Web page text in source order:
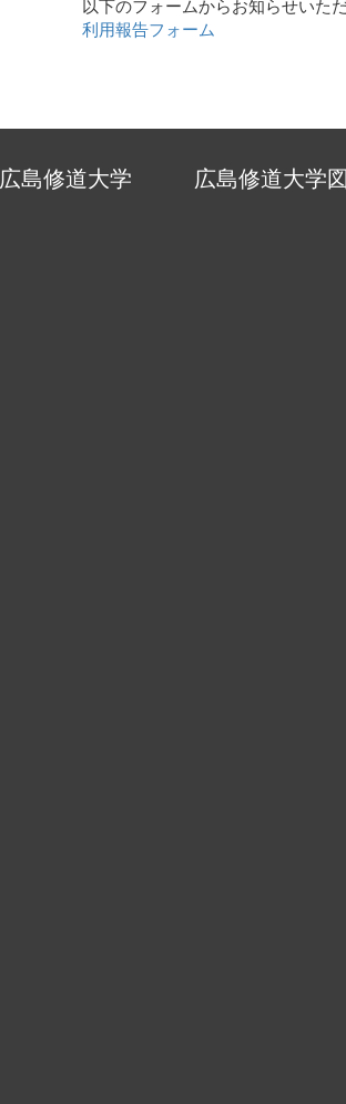
以下のフォームからお知らせいた
利用報告フォーム
広島修道大学 広島修道大学